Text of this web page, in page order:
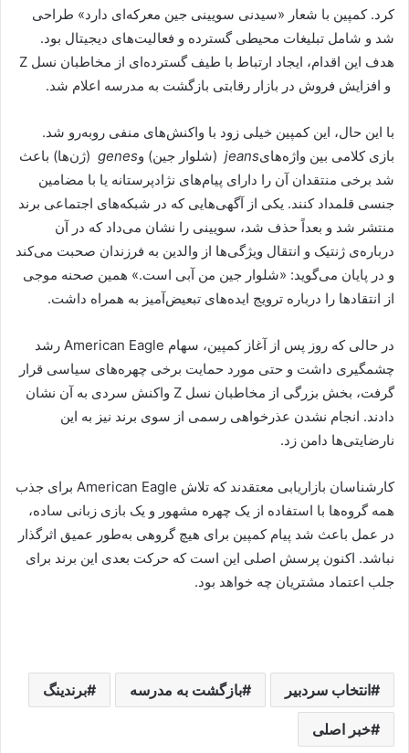
کرد. کمپین با شعار «سیدنی سویینی جین معرکه‌ای دارد» طراحی
شد و شامل تبلیغات محیطی گسترده و فعالیت‌های دیجیتال بود.
هدف این اقدام، ایجاد ارتباط با طیف گسترده‌ای از مخاطبان نسل Z
و افزایش فروش در بازار رقابتی بازگشت به مدرسه اعلام شد.
با این حال، این کمپین خیلی زود با واکنش‌های منفی روبه‌رو شد.
بازی کلامی بین واژه‌هایjeans (شلوار جین) وgenes (ژن‌ها) باعث
شد برخی منتقدان آن را دارای پیام‌های نژادپرستانه یا با مضامین
جنسی قلمداد کنند. یکی از آگهی‌هایی که در شبکه‌های اجتماعی برند
منتشر شد و بعداً حذف شد، سویینی را نشان می‌داد که در آن
درباره‌ی ژنتیک و انتقال ویژگی‌ها از والدین به فرزندان صحبت می‌کند
و در پایان می‌گوید: «شلوار جین من آبی است.» همین صحنه موجی
از انتقادها را درباره ترویج ایده‌های تبعیض‌آمیز به همراه داشت.
در حالی که روز پس از آغاز کمپین، سهام American Eagle رشد
چشمگیری داشت و حتی مورد حمایت برخی چهره‌های سیاسی قرار
گرفت، بخش بزرگی از مخاطبان نسل Z واکنش سردی به آن نشان
دادند. انجام نشدن عذرخواهی رسمی از سوی برند نیز به این
نارضایتی‌ها دامن زد.
کارشناسان بازاریابی معتقدند که تلاش American Eagle برای جذب
همه گروه‌ها با استفاده از یک چهره مشهور و یک بازی زبانی ساده،
در عمل باعث شد پیام کمپین برای هیچ گروهی به‌طور عمیق اثرگذار
نباشد. اکنون پرسش اصلی این است که حرکت بعدی این برند برای
جلب اعتماد مشتریان چه خواهد بود.
انتخاب سردبیر بازگشت به مدرسه برندینگ
خبر اصلی